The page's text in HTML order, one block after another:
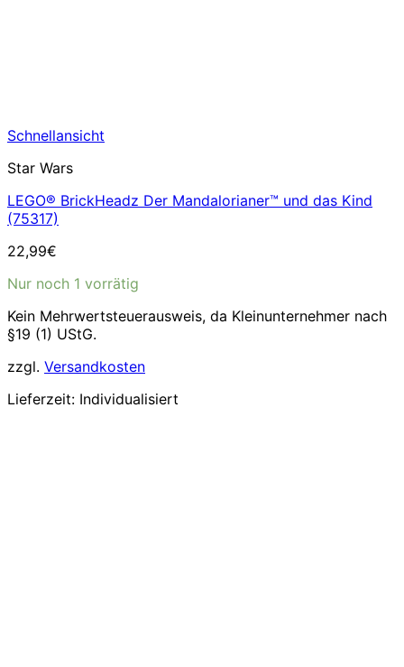
Schnellansicht
Star Wars
LEGO® BrickHeadz Der Mandalorianer™ und das Kind
(75317)
22,99€
Nur noch 1 vorrätig
Kein Mehrwertsteuerausweis, da Kleinunternehmer nach
§19 (1) UStG.
zzgl. Versandkosten
Lieferzeit: Individualisiert